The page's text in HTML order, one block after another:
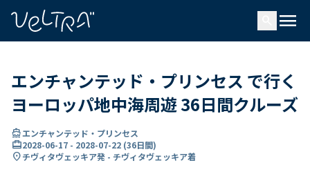
menu
エンチャンテッド・プリンセス で行く
ヨーロッパ地中海周遊 36日間クルーズ
directions_boatエンチャンテッド・プリンセス
card_travel2028-06-17 - 2028-07-22 (36日間)
location_onチヴィタヴェッキア発 - チヴィタヴェッキア着